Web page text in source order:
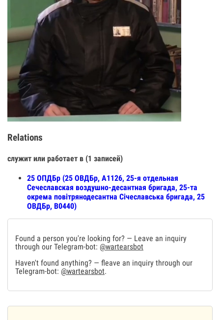
Relations
служит или работает в (1 записей)
25 ОПДБр (25 ОВДБр, А1126, 25-я отдельная
Сечеславская воздушно-десантная бригада, 25-та
окрема повітрянодесантна Січеславська бригада, 25
ОВДБр, В0440)
Found a person you're looking for? — Leave an inquiry
through our Telegram-bot: @wartearsbot
Haven't found anything? — fleave an inquiry through our
Telegram-bot: @wartearsbot.